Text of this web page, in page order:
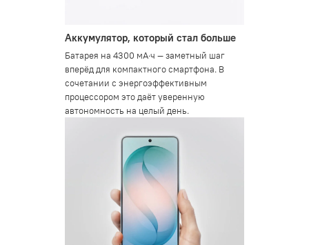
Аккумулятор, который стал больше
Батарея на 4300 мА·ч — заметный шаг
вперёд для компактного смартфона. В
сочетании с энергоэффективным
процессором это даёт уверенную
автономность на целый день.